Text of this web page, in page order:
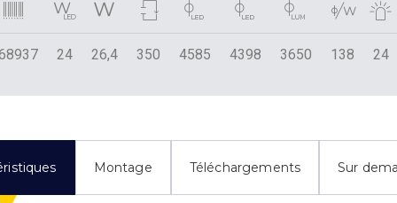
24 26,4 350 4585 4398 3650 138 24
Montage Téléchargements Sur